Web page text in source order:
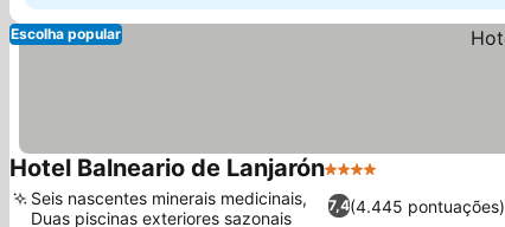
Escolha popular
Hotel Balneario de Lanjarón4 Estrelas
7,4(4.445 pontuações)
Seis nascentes minerais medicinais,
Duas piscinas exteriores sazonais